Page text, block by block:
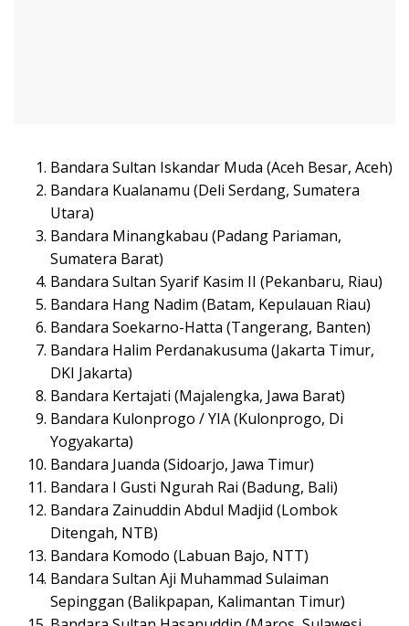
Bandara Sultan Iskandar Muda (Aceh Besar, Aceh)
Bandara Kualanamu (Deli Serdang, Sumatera
Utara)
Bandara Minangkabau (Padang Pariaman,
Sumatera Barat)
Bandara Sultan Syarif Kasim II (Pekanbaru, Riau)
Bandara Hang Nadim (Batam, Kepulauan Riau)
Bandara Soekarno-Hatta (Tangerang, Banten)
Bandara Halim Perdanakusuma (Jakarta Timur,
DKI Jakarta)
Bandara Kertajati (Majalengka, Jawa Barat)
Bandara Kulonprogo / YIA (Kulonprogo, Di
Yogyakarta)
Bandara Juanda (Sidoarjo, Jawa Timur)
Bandara I Gusti Ngurah Rai (Badung, Bali)
Bandara Zainuddin Abdul Madjid (Lombok
Ditengah, NTB)
Bandara Komodo (Labuan Bajo, NTT)
Bandara Sultan Aji Muhammad Sulaiman
Sepinggan (Balikpapan, Kalimantan Timur)